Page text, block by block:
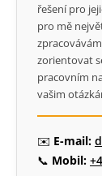
řešení pro
pro mě
zorientovat
pracovním
vašim
✉️ E-mail:
📞 Mobil: